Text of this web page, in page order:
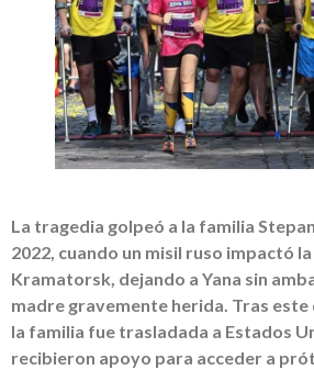
La tragedia golpeó a la familia
2022, cuando un misil ruso impactó
Kramatorsk, dejando a Yana sin
madre gravemente herida. Tras
la familia fue trasladada a Estados
recibieron apoyo para acceder a